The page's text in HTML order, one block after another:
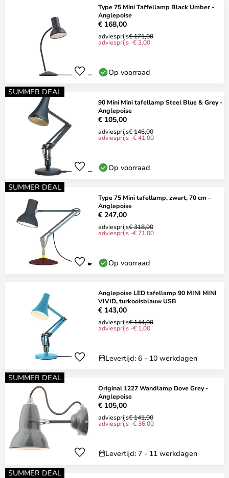
Type 75 Mini Taffellamp Black Umber -
Anglepoise
€ 168,00
adviesprijs€ 171,00
adviesprijs -€ 3,00
Op voorraad
SUMMER DEAL
90 Mini Mini tafellamp Steel Blue & Grey -
Anglepoise
€ 105,00
adviesprijs€ 146,00
adviesprijs -€ 41,00
Op voorraad
SUMMER DEAL
Type 75 Mini tafellamp, zwart, 70 cm -
Anglepoise
€ 247,00
adviesprijs€ 318,00
adviesprijs -€ 71,00
Op voorraad
Anglepoise LED tafellamp 90 MINI MINI
VIVID, turkooisblauw USB
€ 143,00
adviesprijs€ 144,00
adviesprijs -€ 1,00
Levertijd: 6 - 10 werkdagen
SUMMER DEAL
Original 1227 Wandlamp Dove Grey -
Anglepoise
€ 105,00
adviesprijs€ 141,00
adviesprijs -€ 36,00
Levertijd: 7 - 11 werkdagen
SUMMER DEAL